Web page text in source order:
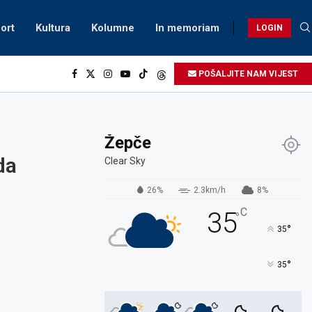
Kultura Kolumne In memoriam LOGIN
POŠALJITE NAM VIJEST
Žepče
Clear Sky
26% 2.3km/h 8%
35°C
35°
35°